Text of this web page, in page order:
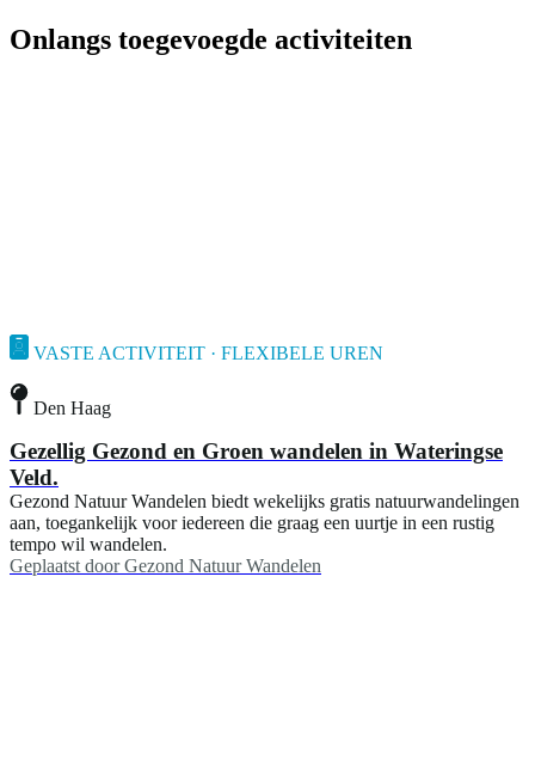
Onlangs toegevoegde activiteiten
VASTE ACTIVITEIT · FLEXIBELE UREN
Den Haag
Gezellig Gezond en Groen wandelen in Wateringse
Veld.
Gezond Natuur Wandelen biedt wekelijks gratis natuurwandelingen
aan, toegankelijk voor iedereen die graag een uurtje in een rustig
tempo wil wandelen.
Geplaatst door Gezond Natuur Wandelen